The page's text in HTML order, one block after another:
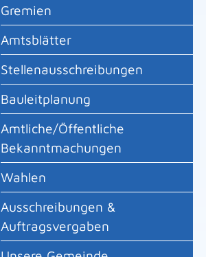
Gremien
Amtsblätter
Stellenausschreibungen
Bauleitplanung
Amtliche/Öffentliche
Bekanntmachungen
Wahlen
Ausschreibungen &
Auftragsvergaben